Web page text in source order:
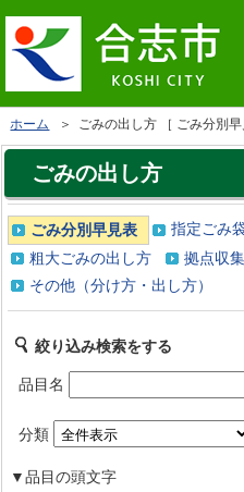
ホーム ＞ ごみの出し方 ［ ごみ分別早
ごみの出し方
ごみ分別早見表 指定ごみ
粗大ごみの出し方
拠点収
その他（分け方・出し方）
絞り込み検索をする
品目名
分類
▼品目の頭文字